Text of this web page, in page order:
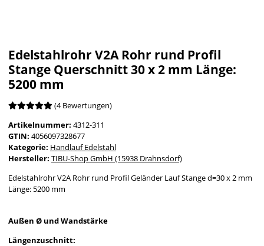
Edelstahlrohr V2A Rohr rund Profil
Stange Querschnitt 30 x 2 mm Länge:
5200 mm
(4 Bewertungen)
Artikelnummer: 4312-311
GTIN: 4056097328677
Kategorie: Handlauf Edelstahl
Hersteller: TIBU-Shop GmbH (15938 Drahnsdorf)
Edelstahlrohr V2A Rohr rund Profil Geländer Lauf Stange d=30 x 2 mm
Länge: 5200 mm
Außen Ø und Wandstärke
Längenzuschnitt: